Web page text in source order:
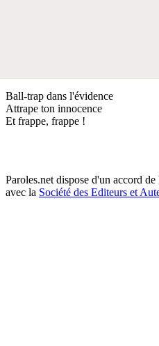
Ball-trap dans l'évidence
Attrape ton innocence
Et frappe, frappe !
Paroles.net dispose d'un accord
avec la Société des Editeurs et